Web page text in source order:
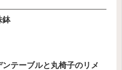
鉢
ンテーブルと丸椅子のリメ